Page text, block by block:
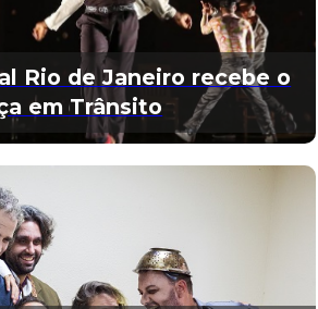
Rio de Janeiro recebe o
em Trânsito